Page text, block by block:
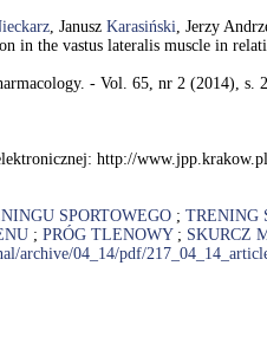
, Janusz Karasiński, Jerzy
in the vastus lateralis muscle in
- Vol. 65, nr 2 (2014), s.
http://
SPORTOWEGO ; TRENING
; PRÓG TLENOWY; SKURCZ
archive/04_14/pdf/